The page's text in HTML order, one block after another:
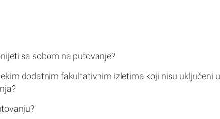
sa sobom na putovanje?
dodatnim fakultativnim izletima koji nisu uključeni u